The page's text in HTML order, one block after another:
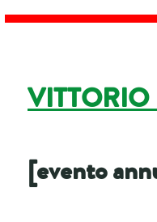
[evento